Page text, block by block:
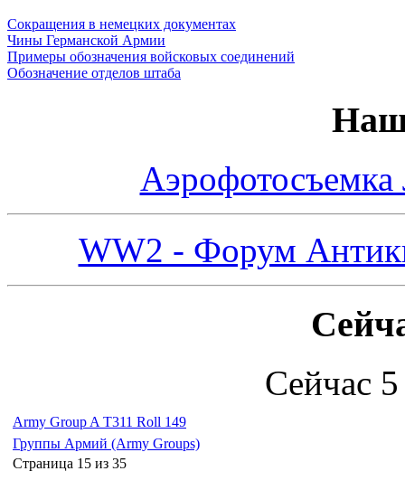
Сокращения в немецких документах
Чины Германской Армии
Примеры обозначения войсковых соединений
Обозначение отделов штаба
WW2 - Форум
Сейчас
Army Group A T311 Roll 149
Группы Армий (Army Groups)
Страница 15 из 35